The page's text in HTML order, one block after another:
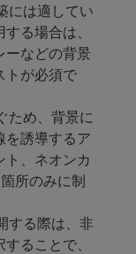
には適してい
る場合は、
ーなどの背景
トが必須で
め、背景に
を誘導するア
ト、ネオンカ
所のみに制
する際は、非
ることで、